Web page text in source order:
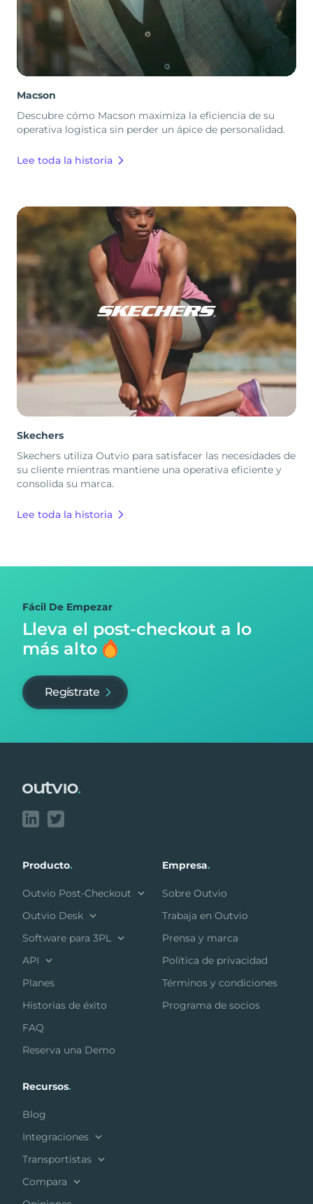
Macson
Descubre cómo Macson maximiza la eficiencia de su
operativa logística sin perder un ápice de personalidad.
Lee toda la historia
Skechers
Skechers utiliza Outvio para satisfacer las necesidades de
su cliente mientras mantiene una operativa eficiente y
consolida su marca.
Lee toda la historia
Fácil De Empezar
Lleva el post-checkout a lo
más alto
Regístrate
Producto.
Outvio Post-Checkout
Outvio Desk
Software para 3PL
API
Planes
Historias de éxito
FAQ
Reserva una Demo
Empresa.
Sobre Outvio
Trabaja en Outvio
Prensa y marca
Política de privacidad
Términos y condiciones
Programa de socios
Recursos.
Blog
Integraciones
Transportistas
Compara